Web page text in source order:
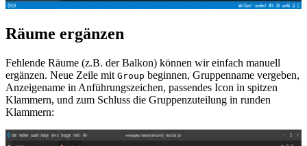
Räume ergänzen
Fehlende Räume (z.B. der Balkon) können wir einfach manuell
ergänzen. Neue Zeile mit Group beginnen, Gruppenname vergeben,
Anzeigename in Anführungszeichen, passendes Icon in spitzen
Klammern, und zum Schluss die Gruppenzuteilung in runden
Klammern: